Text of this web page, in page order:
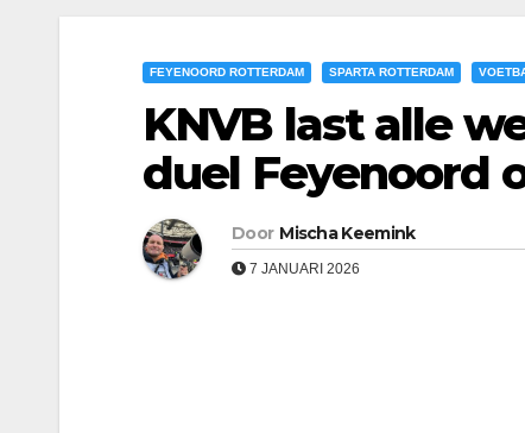
FEYENOORD ROTTERDAM SPARTA ROTTERDAM
KNVB last alle
duel Feyenoord
Door Mischa Keemink
7 JANUARI 2026